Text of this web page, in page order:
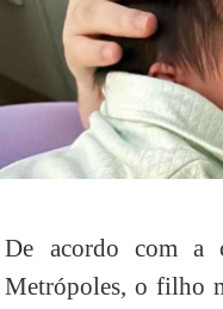
De acordo com a
Metrópoles, o filho